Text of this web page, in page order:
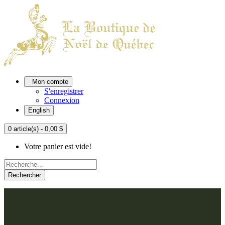
Mon compte
S'enregistrer
Connexion
English
0 article(s) - 0,00 $
Votre panier est vide!
Rechercher